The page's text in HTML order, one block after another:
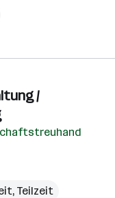
/
Teilzeit